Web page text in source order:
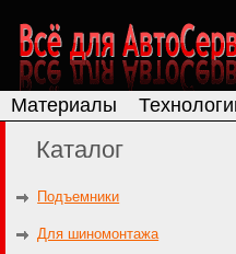
Материалы
Каталог
Подъемники
Для шиномонтажа